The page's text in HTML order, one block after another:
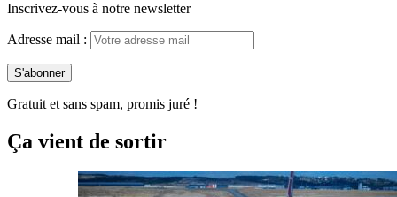
Inscrivez-vous à notre newsletter
Adresse mail :
Gratuit et sans spam, promis juré !
Ça vient de sortir